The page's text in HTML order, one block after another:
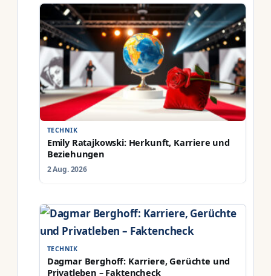
TECHNIK
Emily Ratajkowski: Herkunft, Karriere und
Beziehungen
2 Aug. 2026
TECHNIK
Dagmar Berghoff: Karriere, Gerüchte und
Privatleben – Faktencheck